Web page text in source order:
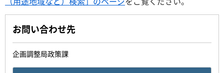
お問い合わせ先
企画調整局政策課